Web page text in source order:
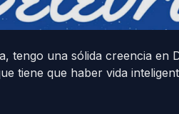
tengo una sólida creencia en
tiene que haber vida